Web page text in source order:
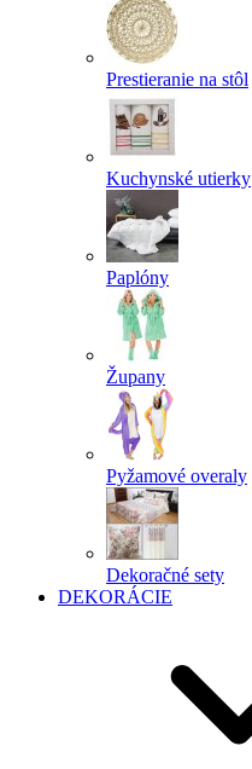
Prestieranie na stôl
Kuchynské utierky
Paplóny
Župany
Pyžamové overaly
Dekoračné sety
DEKORÁCIE